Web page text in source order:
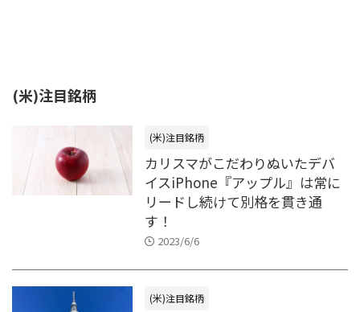
(米)注目銘柄
(米)注目銘柄
カリスマがこだわりぬいたデバ
イスiPhone『アップル』は常に
リードし続けて別格を貫き通
す！
2023/6/6
(米)注目銘柄